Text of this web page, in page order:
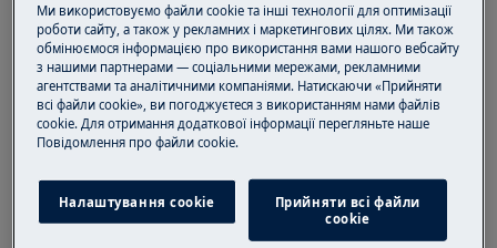
УВАГА!РИЗИК ТРАВМУВАННЯ
Ми використовуємо файли cookie та інші технології для оптимізації
роботи сайту, а також у рекламних і маркетингових цілях. Ми також
обмінюємося інформацією про використання вами нашого вебсайту
з нашими партнерами — соціальними мережами, рекламними
агентствами та аналітичними компаніями. Натискаючи «Прийняти
всі файли cookie», ви погоджуєтеся з використанням нами файлів
cookie. Для отримання додаткової інформації перегляньте наше
Пoвідомлення прo файли cookie.
Налаштування cookie
Прийняти всі файли
сookie